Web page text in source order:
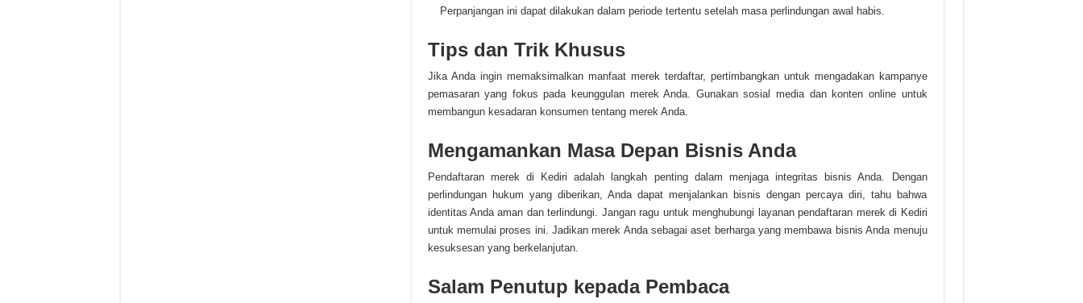
Perpanjangan ini dapat dilakukan dalam periode tertentu setelah masa perlindungan awal habis.
Tips dan Trik Khusus
Jika Anda ingin memaksimalkan manfaat merek terdaftar, pertimbangkan untuk mengadakan kampanye
pemasaran yang fokus pada keunggulan merek Anda. Gunakan sosial media dan konten online untuk
membangun kesadaran konsumen tentang merek Anda.
Mengamankan Masa Depan Bisnis Anda
Pendaftaran merek di Kediri adalah langkah penting dalam menjaga integritas bisnis Anda. Dengan
perlindungan hukum yang diberikan, Anda dapat menjalankan bisnis dengan percaya diri, tahu bahwa
identitas Anda aman dan terlindungi. Jangan ragu untuk menghubungi layanan pendaftaran merek di Kediri
untuk memulai proses ini. Jadikan merek Anda sebagai aset berharga yang membawa bisnis Anda menuju
kesuksesan yang berkelanjutan.
Salam Penutup kepada Pembaca